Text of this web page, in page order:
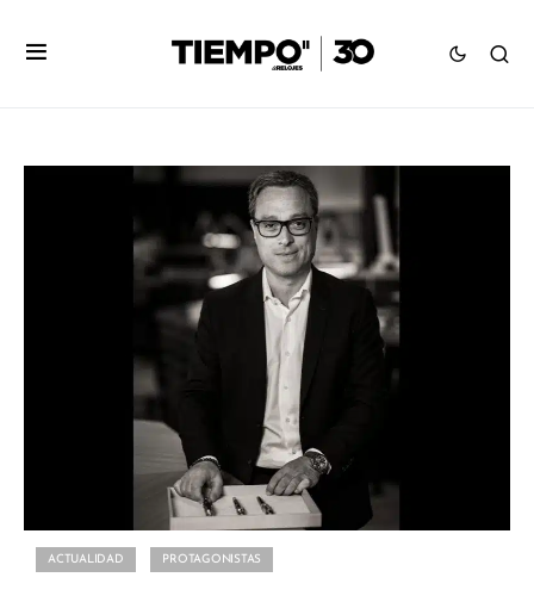
ACTUALIDAD PROTAGONISTAS